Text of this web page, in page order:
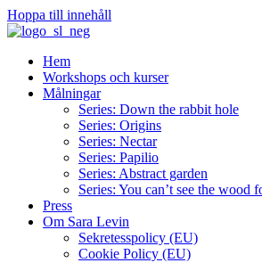
Hoppa till innehåll
Hem
Workshops och kurser
Målningar
Series: Down the rabbit hole
Series: Origins
Series: Nectar
Series: Papilio
Series: Abstract garden
Series: You can’t see the wood
Press
Om Sara Levin
Sekretesspolicy (EU)
Cookie Policy (EU)